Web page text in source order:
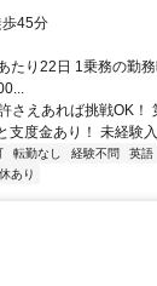
45分
たり22日 1乗務の勤
えあれば挑戦OK！
支度金あり！ 未経験
転勤なし 経験不問 英語
あり